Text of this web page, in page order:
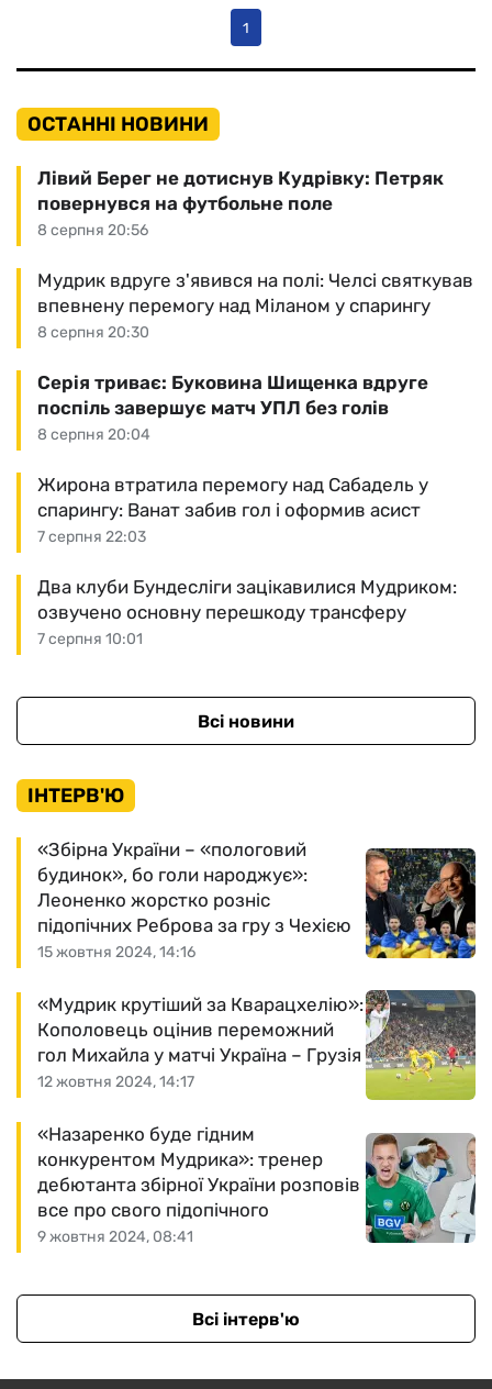
1
ОСТАННІ НОВИНИ
8 серпня 20:56
Лівий Берег не дотиснув Кудрівку: Петряк
повернувся на футбольне поле
8 серпня 20:30
Мудрик вдруге з'явився на полі: Челсі святкував
впевнену перемогу над Міланом у спарингу
8 серпня 20:04
Серія триває: Буковина Шищенка вдруге
поспіль завершує матч УПЛ без голів
7 серпня 22:03
Жирона втратила перемогу над Сабадель у
спарингу: Ванат забив гол і оформив асист
7 серпня 10:01
Два клуби Бундесліги зацікавилися Мудриком:
озвучено основну перешкоду трансферу
Всі новини
ІНТЕРВ'Ю
15 жовтня 2024, 14:16
«Збірна України – «пологовий
будинок», бо голи народжує»:
Леоненко жорстко розніс
підопічних Реброва за гру з Чехією
12 жовтня 2024, 14:17
«Мудрик крутіший за Кварацхелію»:
Кополовець оцінив переможний
гол Михайла у матчі Україна – Грузія
9 жовтня 2024, 08:41
«Назаренко буде гідним
конкурентом Мудрика»: тренер
дебютанта збірної України розповів
все про свого підопічного
Всі інтерв'ю